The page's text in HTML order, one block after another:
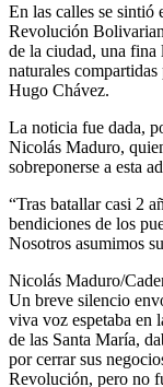
En las calles se sintió
Revolución
de la ciudad, una fina
naturales
Hugo Chávez.
La noticia fue dada,
Nicolás Maduro,
sobreponerse a esta
“Tras batallar casi 2
bendiciones de los
Nosotros asumimos
Nicolás Maduro/
Un breve silencio
viva voz espetaba en
de las Santa María,
por cerrar sus
Revolución, pero no